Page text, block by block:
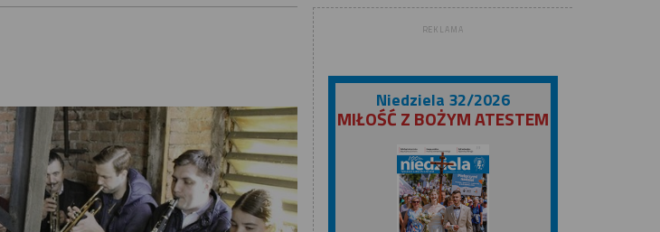
REKLAMA
Niedziela 32/2026
MIŁOŚĆ Z BOŻYM ATESTEM